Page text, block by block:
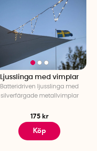
Ljusslinga med vimplar
Batteridriven ljusslinga med
silverfärgade metallvimplar
175 kr
Köp